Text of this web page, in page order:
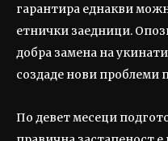
гарантира еднакви
етнички заедници.
добра замена на
создаде нови проблеми
По девет месеци